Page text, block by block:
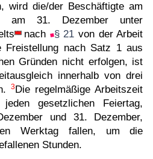
wird die/der Beschäftigte am
am 31. Dezember unter
nach § 21 von der Arbeit
Freistellung nach Satz 1 aus
Gründen nicht erfolgen, ist
innerhalb von drei
3 Die regelmäßige Arbeitszeit
gesetzlichen Feiertag,
und 31. Dezember,
Werktag fallen, um die
Stunden.